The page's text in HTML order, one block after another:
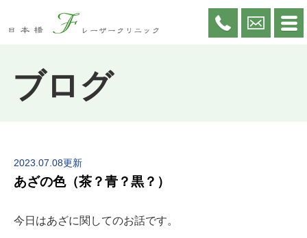
ブログ
2023.07.08更新
あざの色（茶？青？黒？）
今日はあざに関してのお話です。